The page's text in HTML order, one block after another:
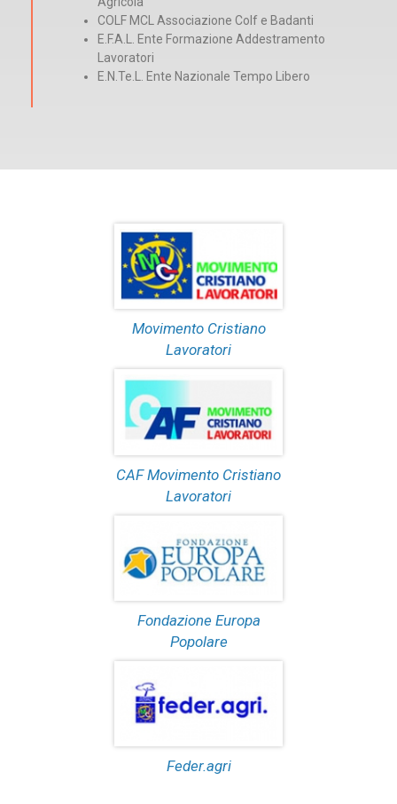
COLF MCL Associazione Colf e Badanti
E.F.A.L. Ente Formazione Addestramento
Lavoratori
E.N.Te.L. Ente Nazionale Tempo Libero
Movimento Cristiano
Lavoratori
CAF Movimento Cristiano
Lavoratori
Fondazione Europa
Popolare
Feder.agri